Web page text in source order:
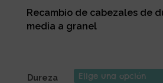
Recambio de cabezales de
media a granel
Dureza